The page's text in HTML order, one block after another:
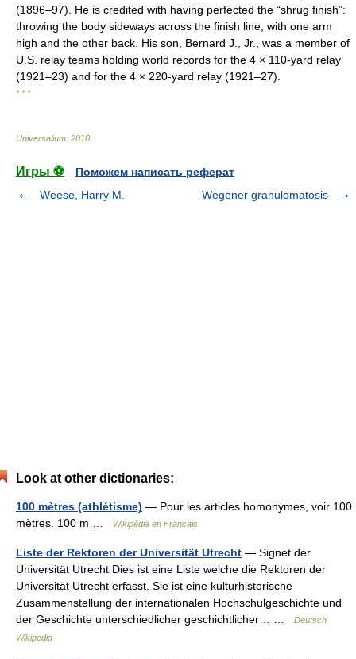
(1896–97). He is credited with having perfected the “shrug finish”:
throwing the body sideways across the finish line, with one arm
high and the other back. His son, Bernard J., Jr., was a member of
U.S. relay teams holding world records for the 4 × 110-yard relay
(1921–23) and for the 4 × 220-yard relay (1921–27).
* * *
Universalium 2010
Игры ⚽
Поможем написать реферат
Weese, Harry M.
Wegener granulomatosis
Look at other dictionaries:
100 mètres (athlétisme) — Pour les articles homonymes, voir 100
mètres. 100 m …
Wikipédia en Français
Liste der Rektoren der Universität Utrecht — Signet der
Universität Utrecht Dies ist eine Liste welche die Rektoren der
Universität Utrecht erfasst. Sie ist eine kulturhistorische
Zusammenstellung der internationalen Hochschulgeschichte und
der Geschichte unterschiedlicher geschichtlicher… …
Deutsch
Wikipedia